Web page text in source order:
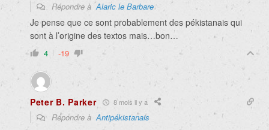
Répondre àAlaric le Barbare
Je pense que ce sont probablement des pékistanais qui
sont à l’origine des textos mais…bon…
4 -19
Peter B. Parker 8 mois il y a
Répondre àAntipékistanais